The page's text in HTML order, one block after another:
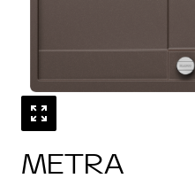
METRA
1 0